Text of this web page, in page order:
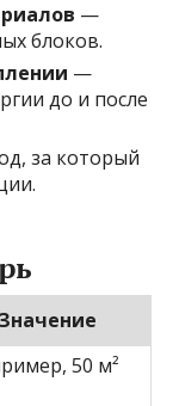
—
блоков.
—
до и после
за который
Значение
50 м²